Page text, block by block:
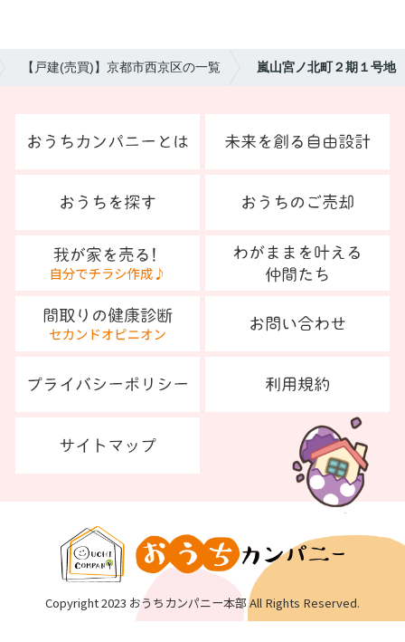
【戸建(売買)】京都市西京区の一覧 嵐山宮ノ北町２期１号地
Copyright 2023 おうちカンパニー本部 All Rights Reserved.